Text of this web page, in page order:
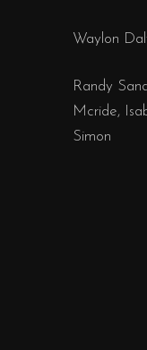
Waylon
Randy
Mcride,
Simon